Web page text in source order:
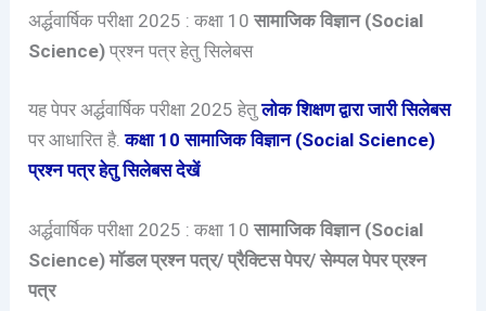
अर्द्धवार्षिक परीक्षा 2025 : कक्षा 10सामाजिक विज्ञान (Social
Science) प्रश्न पत्र हेतु सिलेबस
यह पेपर अर्द्धवार्षिक परीक्षा 2025 हेतुलोक शिक्षण द्वारा जारी सिलेबस
पर आधारित है.कक्षा 10सामाजिक विज्ञान (Social Science)
प्रश्न पत्र हेतु सिलेबस देखें
अर्द्धवार्षिक परीक्षा 2025 : कक्षा 10सामाजिक विज्ञान (Social
Science) मॉडल प्रश्न पत्र/ प्रैक्टिस पेपर/ सेम्पल पेपर प्रश्न
पत्र